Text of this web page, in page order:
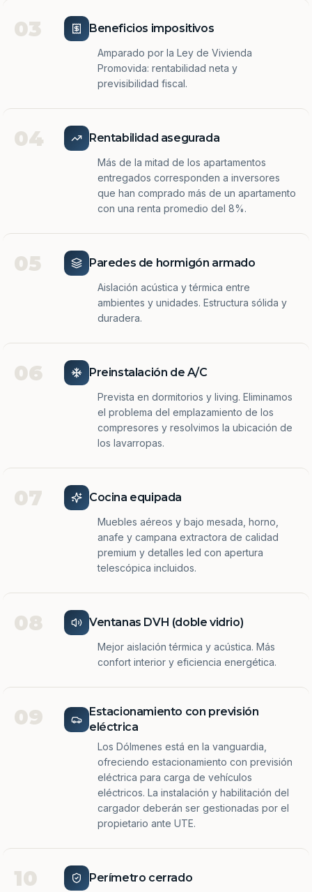
03 Beneficios impositivos
Amparado por la Ley de Vivienda
Promovida: rentabilidad neta y
previsibilidad fiscal.
04 Rentabilidad asegurada
Más de la mitad de los apartamentos
entregados corresponden a inversores
que han comprado más de un apartamento
con una renta promedio del 8%.
05 Paredes de hormigón armado
Aislación acústica y térmica entre
ambientes y unidades. Estructura sólida y
duradera.
06 Preinstalación de A/C
Prevista en dormitorios y living. Eliminamos
el problema del emplazamiento de los
compresores y resolvimos la ubicación de
los lavarropas.
07 Cocina equipada
Muebles aéreos y bajo mesada, horno,
anafe y campana extractora de calidad
premium y detalles led con apertura
telescópica incluidos.
08 Ventanas DVH (doble vidrio)
Mejor aislación térmica y acústica. Más
confort interior y eficiencia energética.
09
Estacionamiento con previsión
eléctrica
Los Dólmenes está en la vanguardia,
ofreciendo estacionamiento con previsión
eléctrica para carga de vehículos
eléctricos. La instalación y habilitación del
cargador deberán ser gestionadas por el
propietario ante UTE.
10 Perímetro cerrado